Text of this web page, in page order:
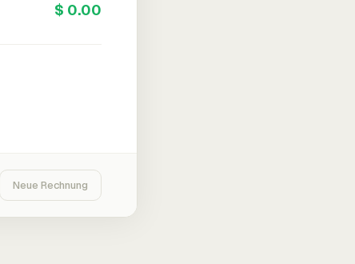
$ 0.00
Neue Rechnung